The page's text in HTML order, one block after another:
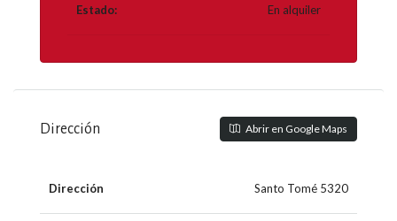
Estado: En alquiler
Dirección Abrir en Google Maps
Dirección Santo Tomé 5320